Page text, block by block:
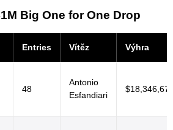
Big One for One Drop
Entries Vítěz Výhra
48
Antonio
Esfandiari